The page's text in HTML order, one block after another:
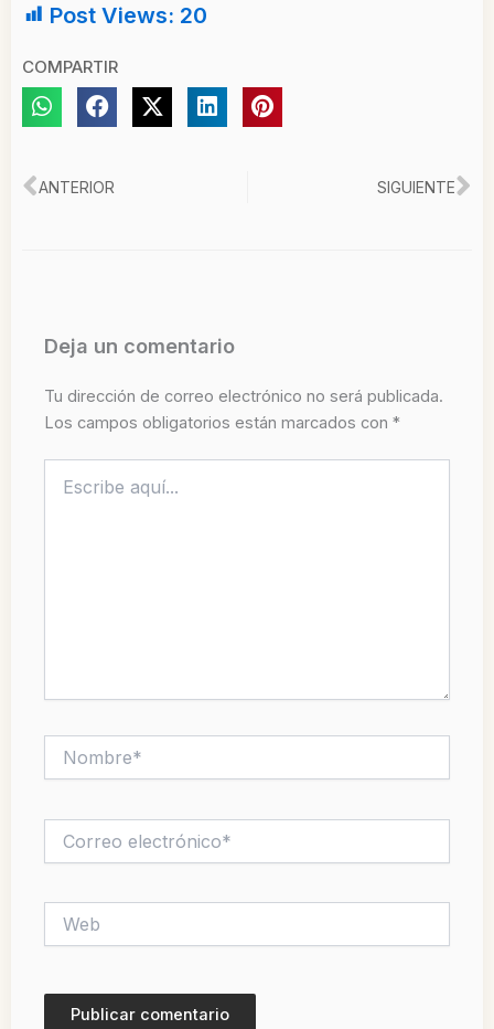
Post Views: 20
COMPARTIR
Ant
ANTERIOR SIGUIENTE
Deja un comentario
Tu dirección de correo electrónico no será publicada.
Los campos obligatorios están marcados con *
aquí...
electrónico*